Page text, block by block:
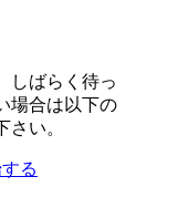
しばらく待っ
場合は以下の
さい。
る